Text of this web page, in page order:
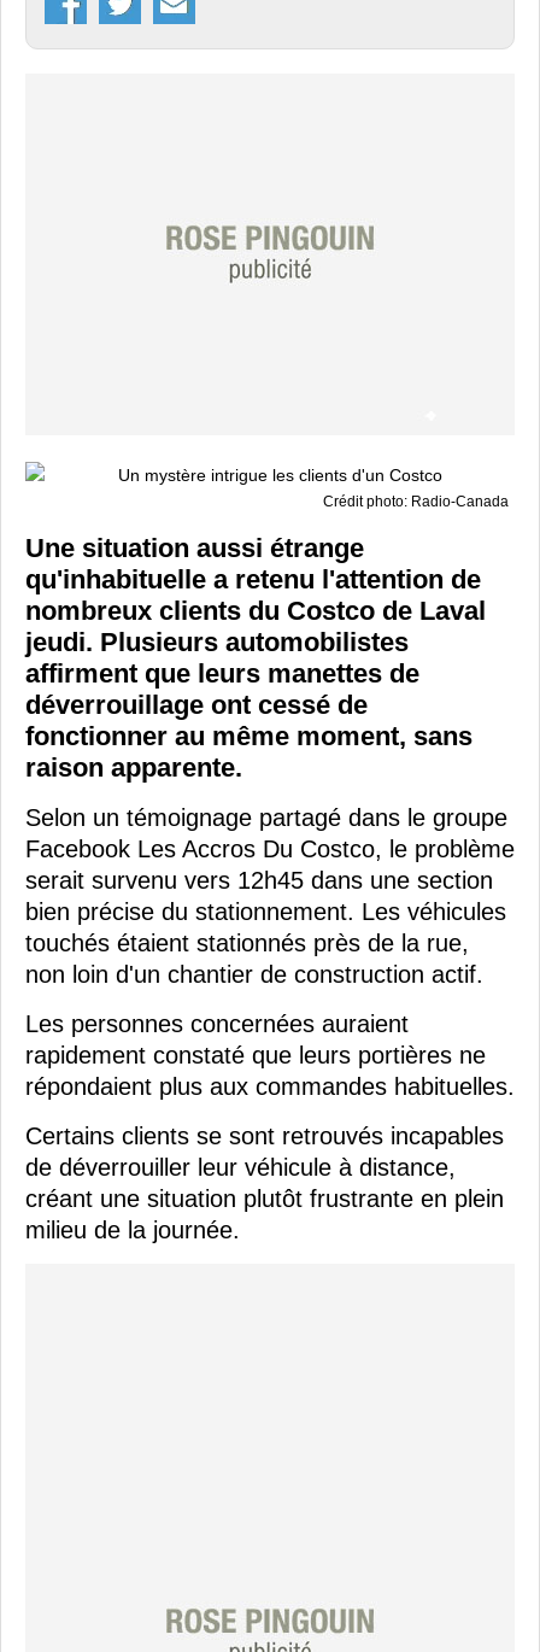
Crédit photo: Radio-Canada
Une situation aussi étrange
qu'inhabituelle a retenu l'attention de
nombreux clients du Costco de Laval
jeudi. Plusieurs automobilistes
affirment que leurs manettes de
déverrouillage ont cessé de
fonctionner au même moment, sans
raison apparente.
Selon un témoignage partagé dans le groupe
Facebook Les Accros Du Costco, le problème
serait survenu vers 12h45 dans une section
bien précise du stationnement. Les véhicules
touchés étaient stationnés près de la rue,
non loin d'un chantier de construction actif.
Les personnes concernées auraient
rapidement constaté que leurs portières ne
répondaient plus aux commandes habituelles.
Certains clients se sont retrouvés incapables
de déverrouiller leur véhicule à distance,
créant une situation plutôt frustrante en plein
milieu de la journée.